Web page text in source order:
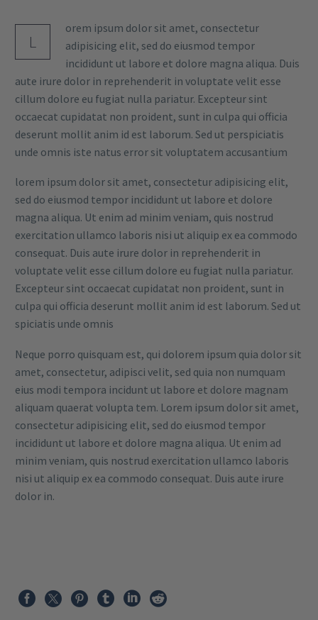
L
orem ipsum dolor sit amet, consectetur
adipisicing elit, sed do eiusmod tempor
incididunt ut labore et dolore magna aliqua. Duis
aute irure dolor in reprehenderit in voluptate velit esse
cillum dolore eu fugiat nulla pariatur. Excepteur sint
occaecat cupidatat non proident, sunt in culpa qui officia
deserunt mollit anim id est laborum. Sed ut perspiciatis
unde omnis iste natus error sit voluptatem accusantium
lorem ipsum dolor sit amet, consectetur adipisicing elit,
sed do eiusmod tempor incididunt ut labore et dolore
magna aliqua. Ut enim ad minim veniam, quis nostrud
exercitation ullamco laboris nisi ut aliquip ex ea commodo
consequat. Duis aute irure dolor in reprehenderit in
voluptate velit esse cillum dolore eu fugiat nulla pariatur.
Excepteur sint occaecat cupidatat non proident, sunt in
culpa qui officia deserunt mollit anim id est laborum. Sed ut
spiciatis unde omnis
Neque porro quisquam est, qui dolorem ipsum quia dolor sit
amet, consectetur, adipisci velit, sed quia non numquam
eius modi tempora incidunt ut labore et dolore magnam
aliquam quaerat volupta tem. Lorem ipsum dolor sit amet,
consectetur adipisicing elit, sed do eiusmod tempor
incididunt ut labore et dolore magna aliqua. Ut enim ad
minim veniam, quis nostrud exercitation ullamco laboris
nisi ut aliquip ex ea commodo consequat. Duis aute irure
dolor in.